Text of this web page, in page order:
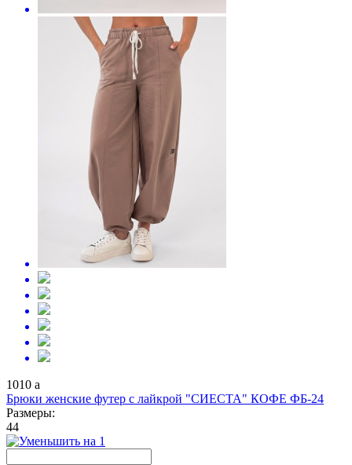
1010 a
Брюки женские футер с лайкрой "СИЕСТА" КОФЕ ФБ-24
Размеры:
44